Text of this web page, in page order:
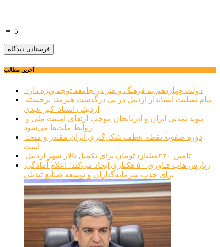
= 5
آخرین مطالب
دولت چهاردهم به فرهنگ و هنر در جامعه توجه ویژه دارد
اردبیلی استاد اکبر عبدی
روابط ملت‌ها می‌شود
است
تامین ۲۳۰میلیارد تومان برای تکمیل تالار شهر اردبیل
برای جذب سرمایه‌گذاران و توسعه صنایع تبدیلی